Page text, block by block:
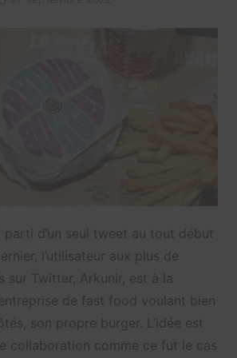
parti d’un seul tweet au tout début
l’utilisateur aux plus de
sur Twitter, Arkunir, est à la
entreprise de fast food voulant bien
son propre burger. L’idée est
collaboration comme ce fut le cas